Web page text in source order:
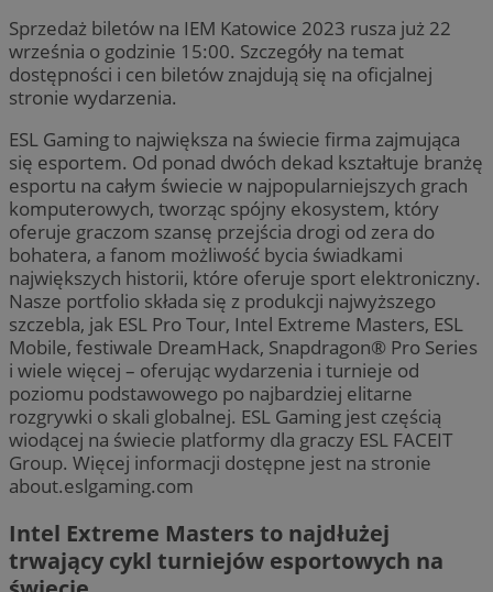
Sprzedaż biletów na IEM Katowice 2023 rusza już 22
września o godzinie 15:00. Szczegóły na temat
dostępności i cen biletów znajdują się na oficjalnej
stronie wydarzenia.
ESL Gaming to największa na świecie firma zajmująca
się esportem. Od ponad dwóch dekad kształtuje branżę
esportu na całym świecie w najpopularniejszych grach
komputerowych, tworząc spójny ekosystem, który
oferuje graczom szansę przejścia drogi od zera do
bohatera, a fanom możliwość bycia świadkami
największych historii, które oferuje sport elektroniczny.
Nasze portfolio składa się z produkcji najwyższego
szczebla, jak ESL Pro Tour, Intel Extreme Masters, ESL
Mobile, festiwale DreamHack, Snapdragon® Pro Series
i wiele więcej – oferując wydarzenia i turnieje od
poziomu podstawowego po najbardziej elitarne
rozgrywki o skali globalnej. ESL Gaming jest częścią
wiodącej na świecie platformy dla graczy ESL FACEIT
Group. Więcej informacji dostępne jest na stronie
about.eslgaming.com
Intel Extreme Masters to najdłużej
trwający cykl turniejów esportowych na